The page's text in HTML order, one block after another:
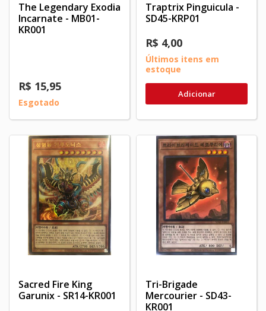
The Legendary Exodia
Incarnate - MB01-
KR001‬
R$ 15,95
Esgotado
Traptrix Pinguicula -
SD45-KRP01
R$ 4,00
Últimos itens em
estoque
Adicionar
Sacred Fire King
Garunix - SR14-KR001
Tri-Brigade
Mercourier - SD43-
KR001